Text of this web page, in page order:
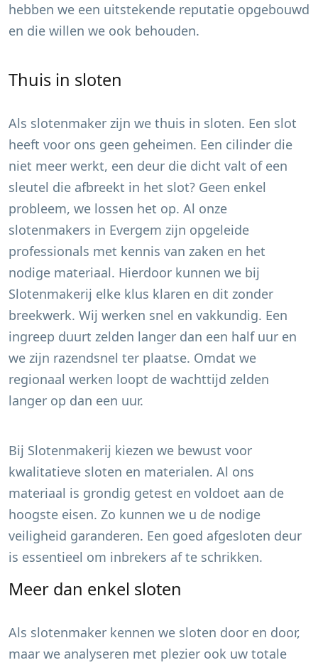
hebben we een uitstekende reputatie opgebouwd
en die willen we ook behouden.
Thuis in sloten
Als slotenmaker zijn we thuis in sloten. Een slot
heeft voor ons geen geheimen. Een cilinder die
niet meer werkt, een deur die dicht valt of een
sleutel die afbreekt in het slot? Geen enkel
probleem, we lossen het op. Al onze
slotenmakers in Evergem zijn opgeleide
professionals met kennis van zaken en het
nodige materiaal. Hierdoor kunnen we bij
Slotenmakerij elke klus klaren en dit zonder
breekwerk. Wij werken snel en vakkundig. Een
ingreep duurt zelden langer dan een half uur en
we zijn razendsnel ter plaatse. Omdat we
regionaal werken loopt de wachttijd zelden
langer op dan een uur.
Bij Slotenmakerij kiezen we bewust voor
kwalitatieve sloten en materialen. Al ons
materiaal is grondig getest en voldoet aan de
hoogste eisen. Zo kunnen we u de nodige
veiligheid garanderen. Een goed afgesloten deur
is essentieel om inbrekers af te schrikken.
Meer dan enkel sloten
Als slotenmaker kennen we sloten door en door,
maar we analyseren met plezier ook uw totale